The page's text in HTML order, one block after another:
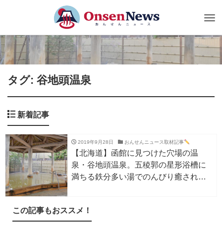
タグ: 谷地頭温泉
新着記事
2019年9月28日 おんせんニュース取材記事
【北海道】函館に見つけた穴場の温
泉・谷地頭温泉。五稜郭の星形浴槽に
満ちる鉄分多い湯でのんびり癒されよ
この記事もおススメ！